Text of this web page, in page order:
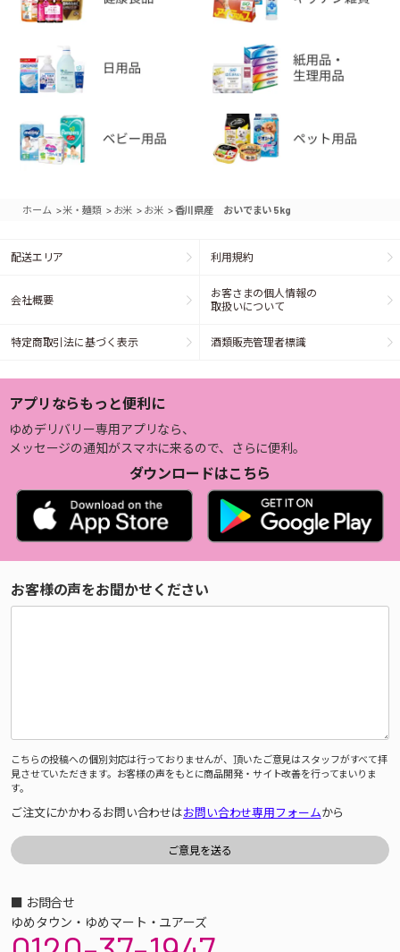
ホーム >米・麺類 > お米 > お米 >香川県産 おいでまい 5kg
配送エリア 利用規約
会社概要
お客さまの個人情報の
取扱いについて
特定商取引法に基づく表示 酒類販売管理者標識
アプリならもっと便利に
ゆめデリバリー専用アプリなら、
メッセージの通知がスマホに来るので、さらに便利。
ダウンロードはこちら
お客様の声をお聞かせください
こちらの投稿への個別対応は行っておりませんが、頂いたご意見はスタッフがすべて拝
見させていただきます。お客様の声をもとに商品開発・サイト改善を行ってまいりま
す。
ご注文にかかわるお問い合わせはお問い合わせ専用フォームから
■ お問合せ
ゆめタウン・ゆめマート・ユアーズ